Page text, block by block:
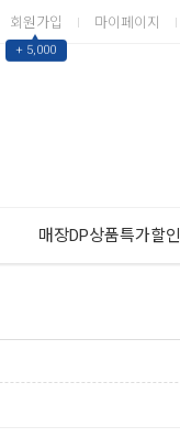
회원가입
▲
+ 5,000
마이페이지
매장DP상품특가할인